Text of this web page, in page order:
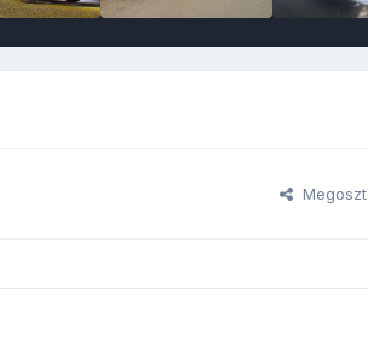
Megoszt